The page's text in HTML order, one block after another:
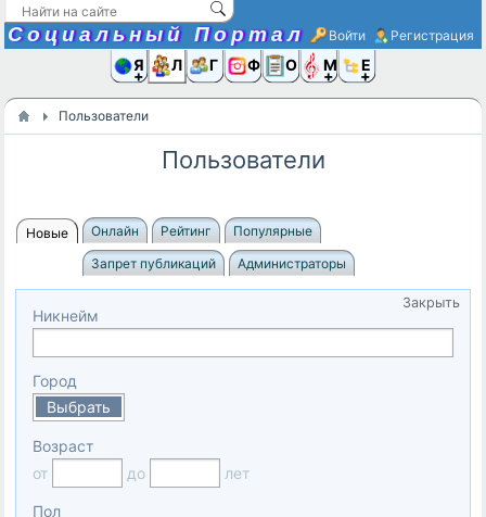
Социальный Портал Войти Регистрация
Я иЛюди
Группы
Фото Ещё
Пользователи
Пользователи
Новые Онлайн Рейтинг
Популярные
Запрет публикаций
Администраторы
Закрыть
Никнейм
Город
Выбрать
Возраст
от
до лет
Пол